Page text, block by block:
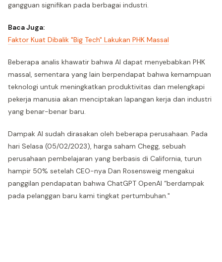
gangguan signifikan pada berbagai industri.
Baca Juga:
Faktor Kuat Dibalik "Big Tech" Lakukan PHK Massal
Beberapa analis khawatir bahwa AI dapat menyebabkan PHK
massal, sementara yang lain berpendapat bahwa kemampuan
teknologi untuk meningkatkan produktivitas dan melengkapi
pekerja manusia akan menciptakan lapangan kerja dan industri
yang benar-benar baru.
Dampak AI sudah dirasakan oleh beberapa perusahaan. Pada
hari Selasa (05/02/2023), harga saham Chegg, sebuah
perusahaan pembelajaran yang berbasis di California, turun
hampir 50% setelah CEO-nya Dan Rosensweig mengakui
panggilan pendapatan bahwa ChatGPT OpenAI “berdampak
pada pelanggan baru kami tingkat pertumbuhan."